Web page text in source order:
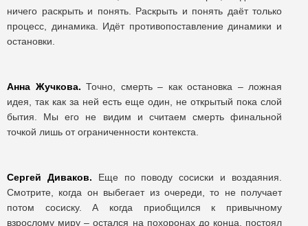
ничего раскрыть и понять. Раскрыть и понять даёт только
процесс, динамика. Идёт противопоставление динамики и
остановки.
Анна Жучкова. Точно, смерть – как остановка – ложная
идея, так как за ней есть еще один, не открытый пока слой
бытия. Мы его не видим и считаем смерть финальной
точкой лишь от ограниченности контекста.
Сергей Диваков. Еще по поводу сосиски и воздаяния.
Смотрите, когда он выбегает из очереди, то не получает
потом сосиску. А когда приобщился к привычному
взрослому миру – остался на похоронах до конца, постоял